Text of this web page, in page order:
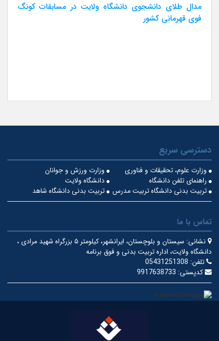
مدال طلای دانشجوی دانشگاه ولایت در مسابقات کونگ
فوی قهرمانی کشور
دسترسی سریع
وزارت ورزش و جوانان
وزارت علوم، تحقیقات و فناوری
دانشگاه ولایت
راهنمای تلفن دانشگاه
تربیت بدنی دانشگاه شاهد
تربیت بدنی دانشگاه تربیت مدرس
تماس با ما
نشانی:
سیستان و بلوچستان، ایرانشهر، کیلومتر ۵ بزرگراه شهید مرادی ،
دانشگاه ولایت، اداره تربیت بدنی و فوق برنامه
تلفن: 05431251308
کدپستی: 9917638733